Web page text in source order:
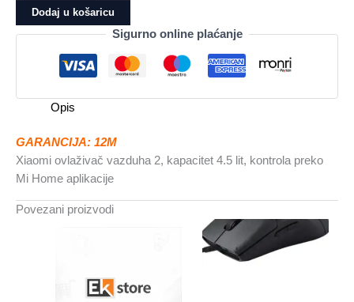
vazduha
2
kontrola
Mi
Home
aplikacije
Dodaj u košaricu
Sigurno online plaćanje
Opis
GARANCIJA: 12M
Xiaomi ovlaživač vazduha 2, kapacitet 4.5 lit, kontrola preko
Mi Home aplikacije
Povezani proizvodi